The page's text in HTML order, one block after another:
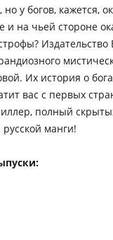
у богов, кажется,
и на чьей стороне
Издательство
Их история о
вас с первых
полный
манги!